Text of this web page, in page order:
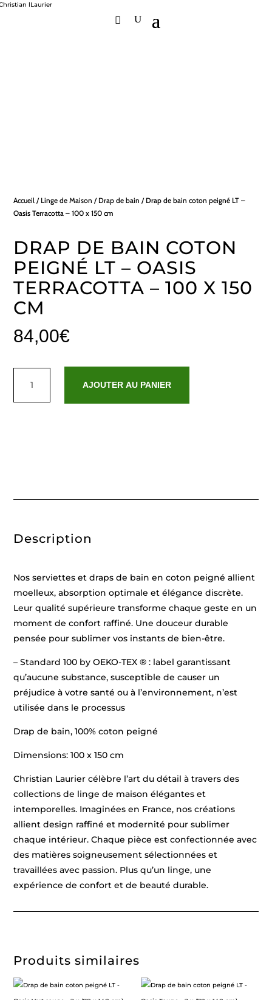
Accueil / Linge de Maison / Drap de bain / Drap de bain coton peigné LT –
Oasis Terracotta – 100 x 150 cm
DRAP DE BAIN COTON
PEIGNÉ LT – OASIS
TERRACOTTA – 100 X 150
CM
84,00€
150
AJOUTER AU PANIER
Description
Nos serviettes et draps de bain en coton peigné allient
moelleux, absorption optimale et élégance discrète.
Leur qualité supérieure transforme chaque geste en un
moment de confort raffiné. Une douceur durable
pensée pour sublimer vos instants de bien-être.
– Standard 100 by OEKO-TEX ® : label garantissant
qu’aucune substance, susceptible de causer un
préjudice à votre santé ou à l’environnement, n’est
utilisée dans le processus
Drap de bain, 100% coton peigné
Dimensions: 100 x 150 cm
Christian Laurier célèbre l’art du détail à travers des
collections de linge de maison élégantes et
intemporelles. Imaginées en France, nos créations
allient design raffiné et modernité pour sublimer
chaque intérieur. Chaque pièce est confectionnée avec
des matières soigneusement sélectionnées et
travaillées avec passion. Plus qu’un linge, une
expérience de confort et de beauté durable.
Produits similaires